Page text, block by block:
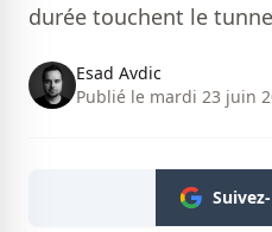
durée touchent le
Esad Avdic
Publié le mardi 23 juin